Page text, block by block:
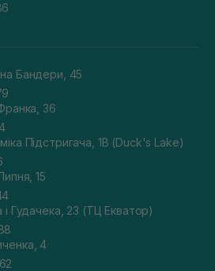
Бандери, 45
36
Підстригача, 1В (Duck's Lake)
15
і Гудачека, 23 (ТЦ Екватор)
4